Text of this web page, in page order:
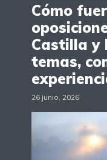
Cómo
Castilla y
temas,
26 junio, 2026